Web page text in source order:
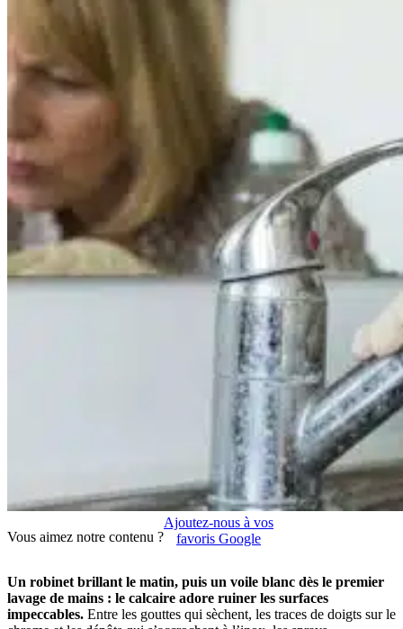
Vous aimez notre contenu ?
Ajoutez-nous à vos
favoris Google
Un robinet brillant le matin, puis un voile blanc dès le premier
lavage de mains : le calcaire adore ruiner les surfaces
impeccables. Entre les gouttes qui sèchent, les traces de doigts sur le